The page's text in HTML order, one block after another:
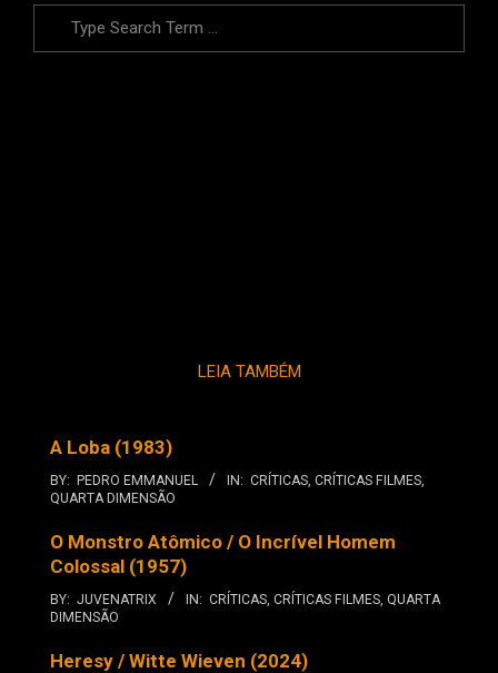
LEIA TAMBÉM
A Loba (1983)
BY: PEDRO EMMANUEL IN: CRÍTICAS CRÍTICAS FILMES
QUARTA DIMENSÃO
O Monstro Atômico / O Incrível Homem
Colossal (1957)
BY: JUVENATRIX IN: CRÍTICAS CRÍTICAS FILMES QUARTA
DIMENSÃO
Heresy / Witte Wieven (2024)